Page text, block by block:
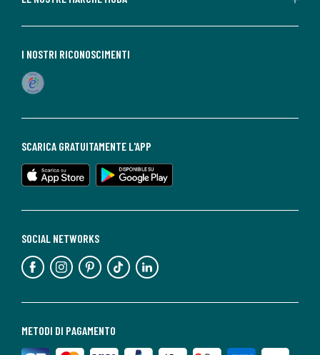
METODI DI PAGAMENTO
SOCIAL NETWORKS
SCARICA GRATUITAMENTE L'APP
I NOSTRI RICONOSCIMENTI